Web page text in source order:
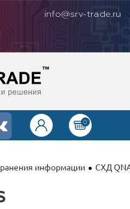
info@srv-trade.ru
0
информации СХД